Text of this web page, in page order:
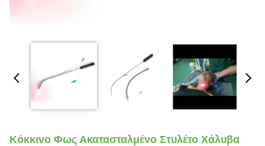
Κόκκινο Φως Ακατασταλμένο Στυλέτο Χάλυβα